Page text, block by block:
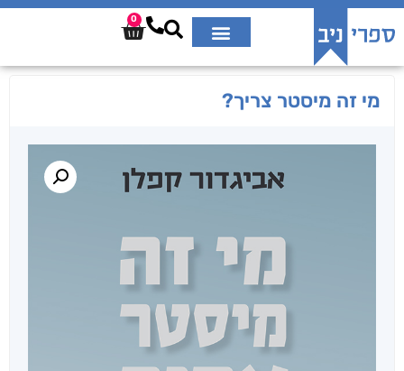
0
מי זה מיסטר צריך?